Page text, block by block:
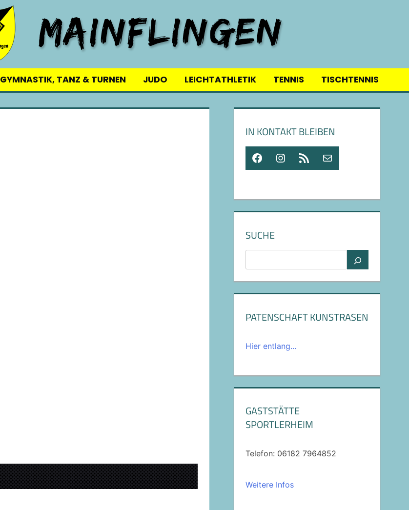
GYMNASTIK, TANZ & TURNEN JUDO LEICHTATHLETIK TENNIS TISCHTENNIS
IN KONTAKT BLEIBEN
Facebook
Instagram
RSS-FeedE-Mail
SUCHE
PATENSCHAFT KUNSTRASEN
Hier entlang...
GASTSTÄTTE
SPORTLERHEIM
Telefon: 06182 7964852
Weitere Infos